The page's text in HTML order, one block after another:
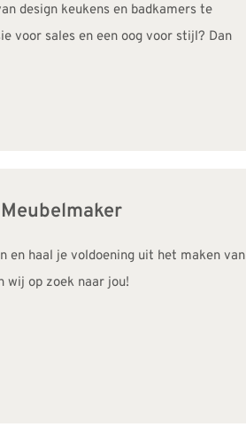
design keukens en badkamers te
voor sales en een oog voor stijl? Dan
en haal je voldoening uit het maken van
wij op zoek naar jou!